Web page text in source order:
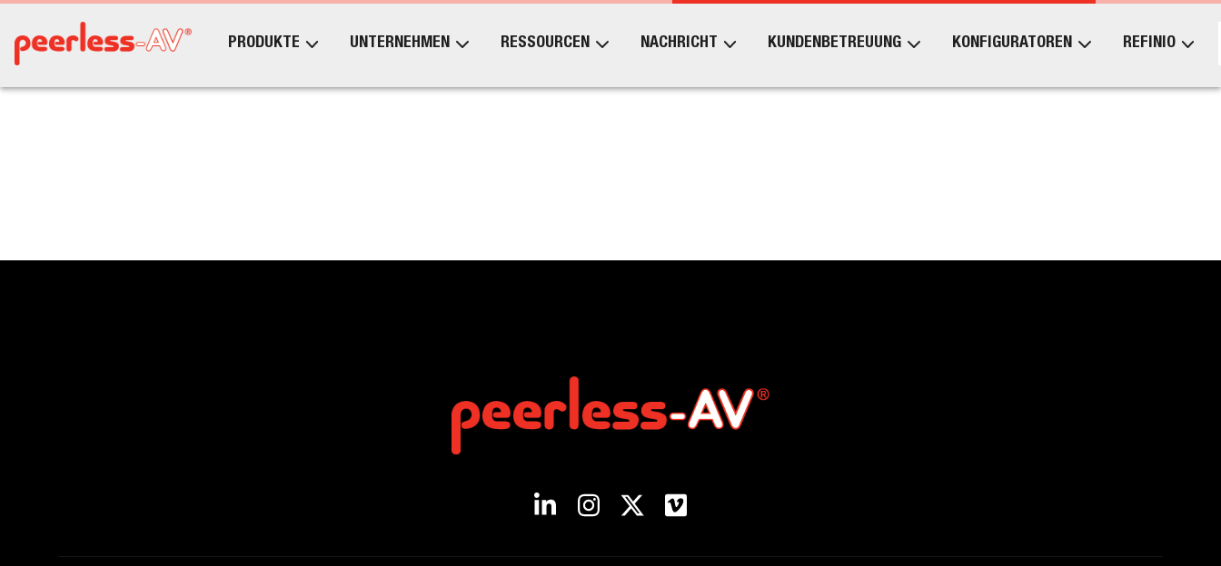
PRODUKTE UNTERNEHMEN RESSOURCEN NACHRICHT KUNDENBETREUUNG KONFIGURATOREN REFINIO